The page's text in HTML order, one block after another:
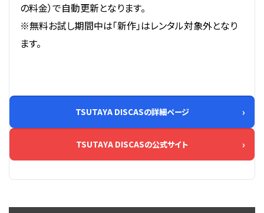
の料金）で自動更新となります。
※無料お試し期間中は「新作」はレンタル対象外となり
ます。
TSUTAYA DISCASの詳細ページ
TSUTAYA DISCASの公式サイト